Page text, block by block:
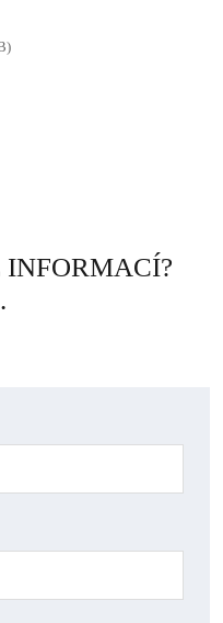
INFORMACÍ?